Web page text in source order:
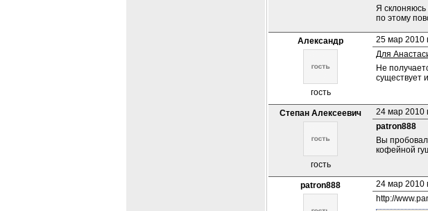
Я склоняюсь
по этому
Александр
гость
25 мар 2010
Для
Не
существует
Степан Алексеевич
гость
24 мар 2010
patron888
Вы
кофейной
patron888 24 мар 2010
http://